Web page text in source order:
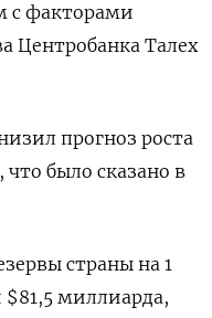
с факторами
Центробанка Талех
прогноз роста
что было сказано в
страны на 1
$81,5 миллиарда,